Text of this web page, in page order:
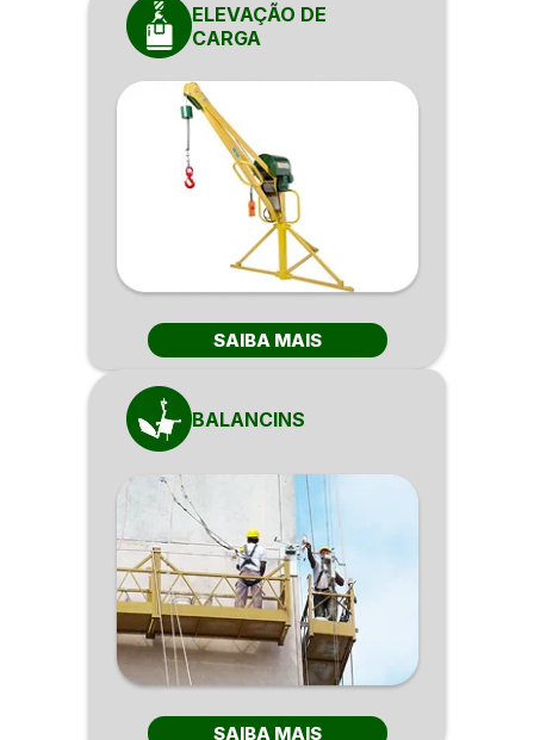
ELEVAÇÃO DE
CARGA
SAIBA MAIS
BALANCINS
SAIBA MAIS